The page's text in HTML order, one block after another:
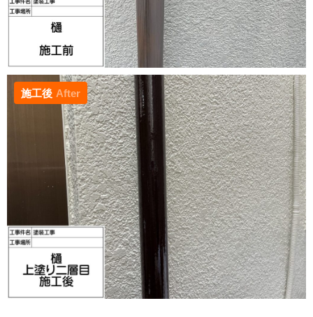
施工後 After